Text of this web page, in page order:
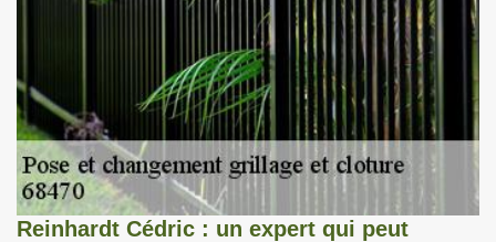
Reinhardt Cédric : un expert qui peut